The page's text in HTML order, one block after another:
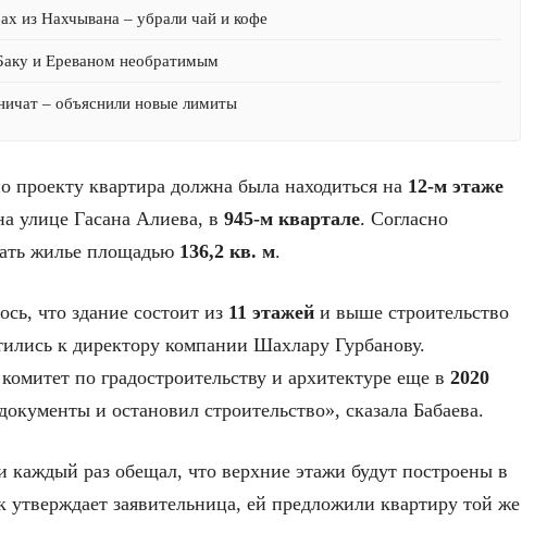
из Нахчывана – убрали чай и кофе
и Ереваном необратимым
– объяснили новые лимиты
проекту квартира должна была находиться на 12-м этаже
улице Гасана Алиева, в 945-м квартале. Согласно
жилье площадью 136,2 кв. м.
что здание состоит из 11 этажей и выше строительство
к директору компании Шахлару Гурбанову.
по градостроительству и архитектуре еще в 2020
и остановил строительство», сказала Бабаева.
каждый раз обещал, что верхние этажи будут построены в
утверждает заявительница, ей предложили квартиру той же